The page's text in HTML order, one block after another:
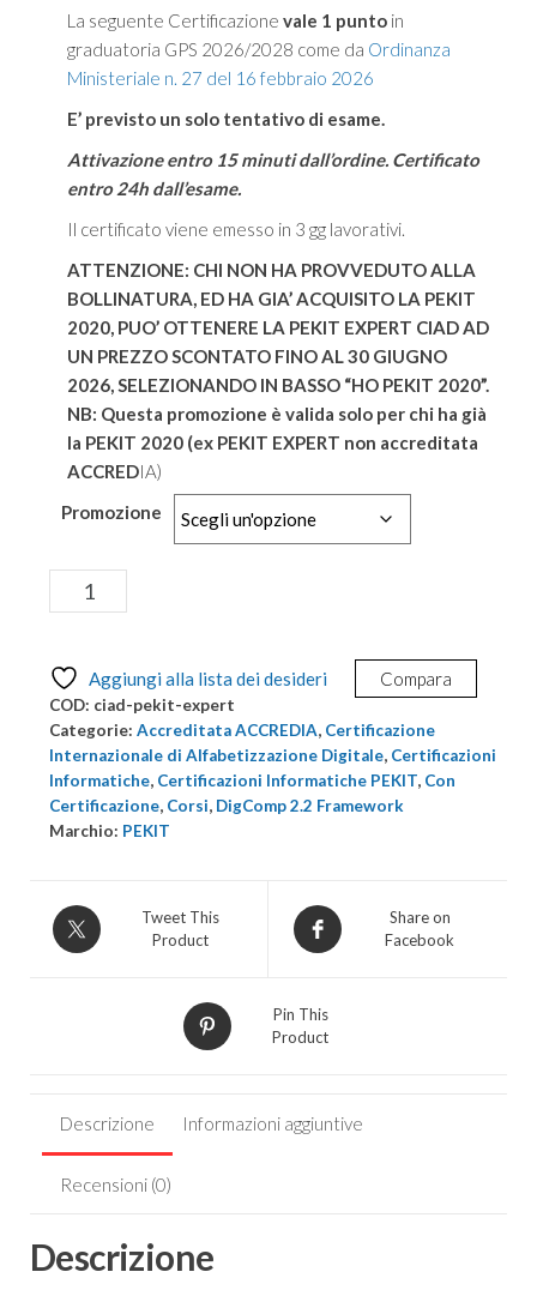
€73.20
a
La seguente Certificazione vale 1 puntoin
graduatoria GPS 2026/2028 come da Ordinanza
Ministeriale n. 27 del 16 febbraio 2026
E’ previsto un solo tentativo di esame.
Attivazione entro 15 minuti dall’ordine. Certificato
entro 24h dall’esame.
Il certificato viene emesso in 3 gg lavorativi.
ATTENZIONE: CHI NON HA PROVVEDUTO ALLA
BOLLINATURA, ED HA GIA’ ACQUISITO LA PEKIT
2020, PUO’ OTTENERE LA PEKIT EXPERT CIAD AD
UN PREZZO SCONTATO FINO AL 30 GIUGNO
2026, SELEZIONANDO IN BASSO “HO PEKIT 2020”.
NB: Questa promozione è valida solo per chi ha già
la PEKIT 2020 (ex PEKIT EXPERT non accreditata
ACCREDIA)
Promozione
Certificazione
Internazionale
Digitale
-
Pekit
EXPERT
CIAD
Accreditata
Accredia
Aggiungi alla lista dei desideri Compara
COD: ciad-pekit-expert
Categorie: Accreditata ACCREDIA, Certificazione
Internazionale di Alfabetizzazione Digitale, Certificazioni
Informatiche, Certificazioni Informatiche PEKIT, Con
Certificazione, Corsi, DigComp 2.2 Framework
Marchio: PEKIT
Tweet This
Product
Share on
Facebook
Pin This
Product
Descrizione Informazioni aggiuntive
Recensioni (0)
Descrizione